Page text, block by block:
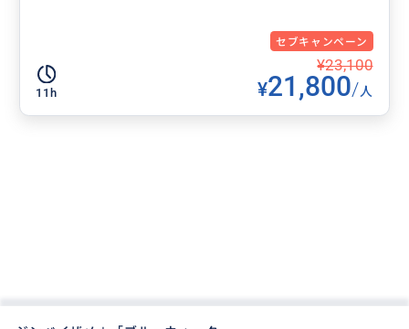
セブキャンペーン
11h
¥23,100
¥21,800/人